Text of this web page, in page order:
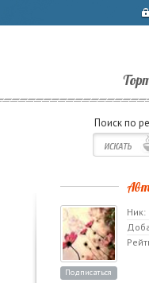
Поиск по
Подписаться
Ник: